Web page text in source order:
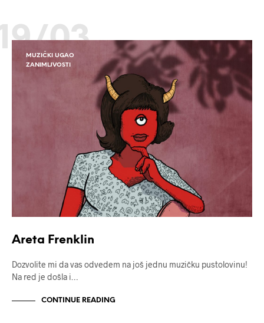
03
MUZIČKI UGAO
ZANIMLJVOSTI
Areta Frenklin
Dozvolite mi da vas odvedem na još jednu muzičku pustolovinu!
Na red je došla i…
CONTINUE READING